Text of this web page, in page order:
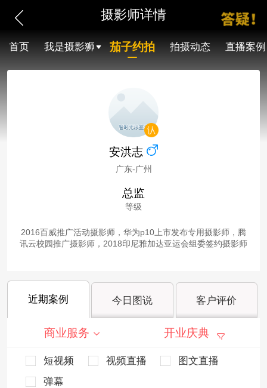
摄影师详情
首页 我是摄影狮 茄子约拍 拍摄动态 直播案例
安洪志
广东-广州
总监
等级
2016百威推广活动摄影师，华为p10上市发布专用摄影师，腾
讯云校园推广摄影师，2018印尼雅加达亚运会组委签约摄影师
近期案例 今日图说 客户评价
商业服务 开业庆典
短视频 视频直播
图文直播
弹幕